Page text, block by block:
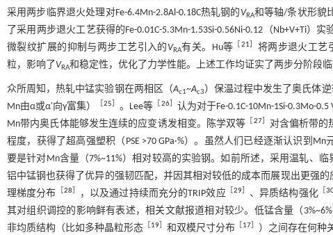
采用两步临界退火处理对Fe-6.4Mn-2.8Al-0.18C热轧钢的 VRA和等轴/条状形貌
了采用两步退火工艺获得的Fe-0.01C-5.3Mn-1.53Si-0.56Ni-0.12（Nb+V+Ti
微裂纹扩展的抑制与两步工艺引入的 VRA有关。Hu等 21
将两步退火工艺
粒，影响了 VRA和稳定性，优化了力学性能。上述工作均证实了两步分阶段
众所周知，热轧中锰实验钢在两相区（Ac1~Ac3）保温过程中发生了奥氏体逆
Mn由α或α′向γ富集）
［25 。Lee等 26］ 认为对于Fe-0.1C-10Mn-1Si-0.3Mo-
Mn带内奥氏体能够发生连续的应变诱发相变。陈学双等
27］
对含偏析带的
程度，获得了超高强塑积（PSE >70 GPa·%）。虽然人们已经逐渐认识到
要是针对Mn含量（7%~11%）相对较高的实验钢。如前所述，采用温轧、
铝中锰钢也获得了优异的强韧匹配，并因其相对较低的成本而展现出更强
理梯度分布
28 ，以及通过持续而充分的TRIP效应［ 29］ 、异质结构强化
其对组织调控的影响鲜有表述，相关文献报道相对较少。低锰含量（
非均质结构（比如多种晶粒形态
19 ］和双模尺寸分布 17
）之间存在何种